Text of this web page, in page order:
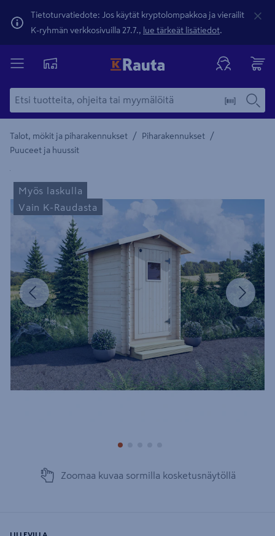
Tietoturvatiedote: Jos käytät kryptolompakkoa ja vierailit
K-ryhmän verkkosivuilla 27.7., lue tärkeät lisätiedot.
Talot, mökit ja piharakennukset / Piharakennukset /
Puuceet ja huussit
Yksityiskohtainen kuvaus löytyy Tuotteen kuvaus -
Edellinen
Myös laskulla
Vain K-Raudasta
Zoomaa kuvaa sormilla kosketusnäytöllä